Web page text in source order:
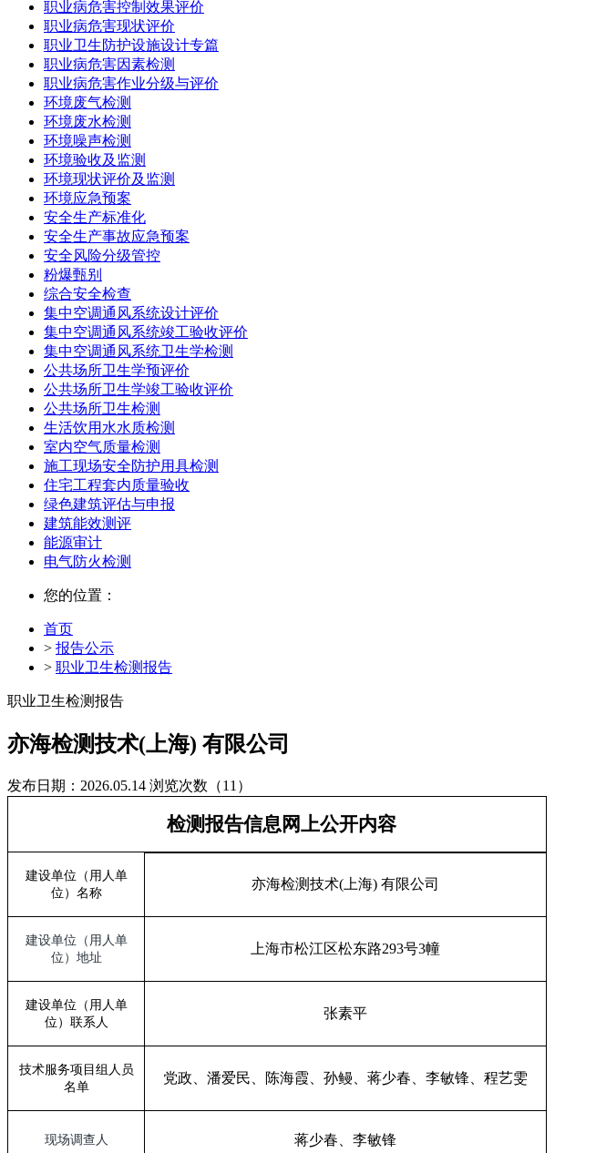
职业病危害控制效果评价
职业病危害现状评价
职业卫生防护设施设计专篇
职业病危害因素检测
职业病危害作业分级与评价
环境废气检测
环境废水检测
环境噪声检测
环境验收及监测
环境现状评价及监测
环境应急预案
安全生产标准化
安全生产事故应急预案
安全风险分级管控
粉爆甄别
综合安全检查
集中空调通风系统设计评价
集中空调通风系统竣工验收评价
集中空调通风系统卫生学检测
公共场所卫生学预评价
公共场所卫生学竣工验收评价
公共场所卫生检测
生活饮用水水质检测
室内空气质量检测
施工现场安全防护用具检测
住宅工程套内质量验收
绿色建筑评估与申报
建筑能效测评
能源审计
电气防火检测
您的位置：
首页
> 报告公示
> 职业卫生检测报告
职业卫生检测报告
亦海检测技术(上海) 有限公司
发布日期：2026.05.14 浏览次数（11）
检测报告信息网上公开内容
建设单位（用人单
位）名称
亦海检测技术( 上海) 有限公司
建设单位（用人单
位）地址
上海市松江区松东路293号3幢
建设单位（用人单
位）联系人
张素平
技术服务项目组人员
名单
党政、潘爱民、陈海霞、孙鳗、蒋少春、李敏锋、程艺雯
现场调查人 蒋少春、李敏锋